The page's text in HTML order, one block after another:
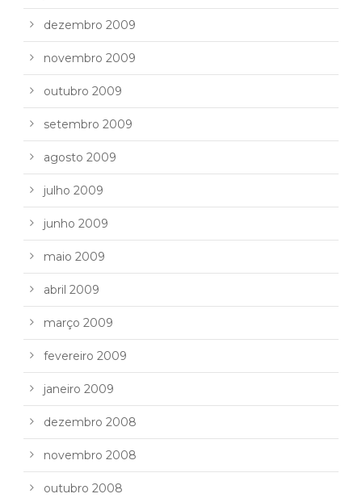
dezembro 2009
novembro 2009
outubro 2009
setembro 2009
agosto 2009
julho 2009
junho 2009
maio 2009
abril 2009
março 2009
fevereiro 2009
janeiro 2009
dezembro 2008
novembro 2008
outubro 2008